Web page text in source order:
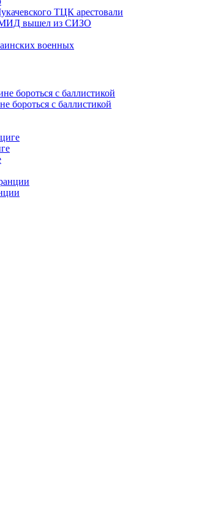
ТЦК арестовали
МИД вышел из СИЗО
военных
бороться с баллистикой